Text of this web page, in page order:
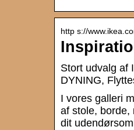
http s://
Stort udvalg af
DYNING,
I vores galleri
af stole, borde,
dit